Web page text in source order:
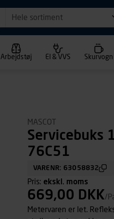
Hele sortiment
Arbejdstøj El & VVS Skurvogn
MASCOT
Servicebuks
76C51
VARENR: 63058832
Pris: ekskl. moms
669,00 DKK/
Metervaren er let.